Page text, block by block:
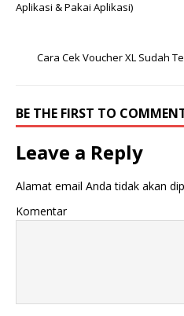
Aplikasi & Pakai Aplikasi)
Cara Cek Voucher XL Sudah
BE THE FIRST TO
Leave a Reply
Alamat email Anda tidak akan
Komentar